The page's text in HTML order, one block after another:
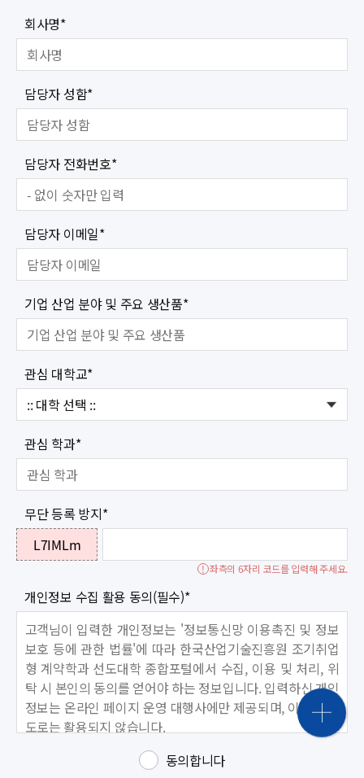
회사명*
담당자 성함*
담당자 전화번호*
담당자 이메일*
기업 산업 분야 및 주요 생산품*
관심 대학교*
관심 학과*
무단 등록 방지*
L7IMLm
좌측의 6자리 코드를 입력해 주세요.
개인정보 수집 활용 동의(필수)*
고객님이 입력한 개인정보는 '정보통신망 이용촉진 및 정보
보호 등에 관한 법률'에 따라 한국산업기술진흥원 조기취업
형 계약학과 선도대학 종합포털에서 수집, 이용 및 처리, 위
탁 시 본인의 동의를 얻어야 하는 정보입니다. 입력하신 개인
정보는 온라인 페이지 운영 대행사에만 제공되며, 이외의 용
도로는 활용되지 않습니다.
동의합니다